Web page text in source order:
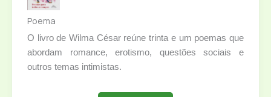
Poema
O livro de Wilma César reúne trinta e um poemas que
abordam romance, erotismo, questões sociais e
outros temas intimistas.